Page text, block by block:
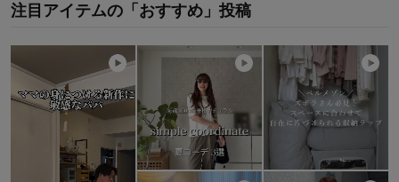
注目アイテムの「おすすめ」投稿